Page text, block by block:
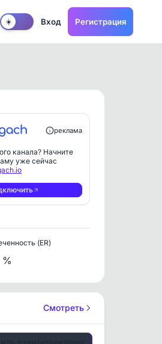
☀️ Вход Регистрация
реклама
канала? Начните
уже сейчас
(ER)
%
Смотреть